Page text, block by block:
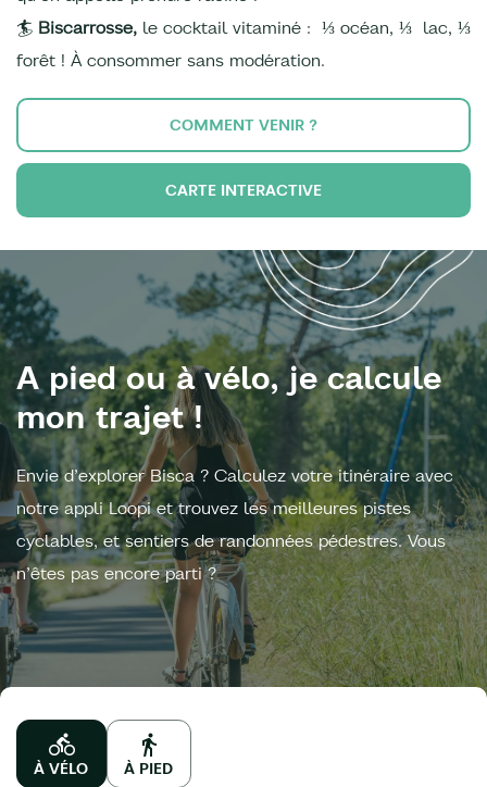
🏄 Biscarrosse, le cocktail vitaminé : ⅓ océan, ⅓ lac, ⅓
forêt ! À consommer sans modération.
COMMENT VENIR ?
CARTE INTERACTIVE
A pied ou à vélo, je calcule
mon trajet !
Envie d’explorer Bisca ? Calculez votre itinéraire avec
notre appli Loopi et trouvez les meilleures pistes
cyclables, et sentiers de randonnées pédestres. Vous
n’êtes pas encore parti ?
À VÉLO À PIED